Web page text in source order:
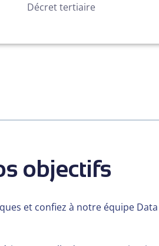
Décret tertiaire
objectifs
et confiez à notre équipe Data